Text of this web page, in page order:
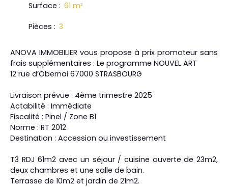
Surface : 61 m²
Pièces : 3
ANOVA IMMOBILIER vous propose à prix promoteur sans
frais supplémentaires : Le programme NOUVEL ART
12 rue d’Obernai 67000 STRASBOURG
Livraison prévue : 4ème trimestre 2025
Actabilité : Immédiate
Fiscalité : Pinel / Zone B1
Norme : RT 2012
Destination : Accession ou investissement
T3 RDJ 61m2 avec un séjour / cuisine ouverte de 23m2,
deux chambres et une salle de bain.
Terrasse de 10m2 et jardin de 21m2.